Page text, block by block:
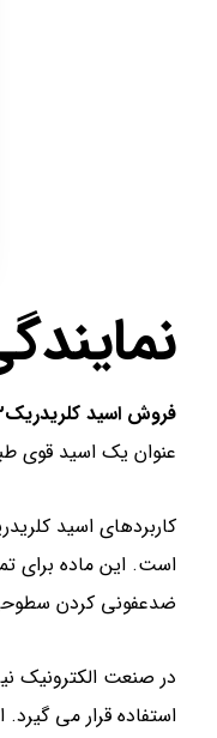
فروش اسید کلریدریک33%_31%
عنوان یک اسید قوی
کاربردهای اسید
است. این ماده برای
ضدعفونی کردن
در صنعت الکترونیک
استفاده قرار می